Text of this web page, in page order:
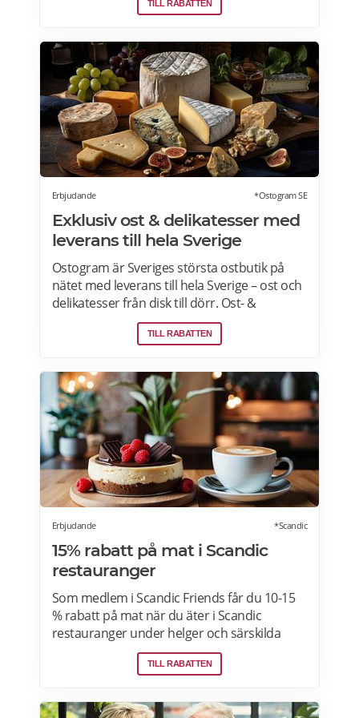
pensionärsrabatt. Läs mer om vilken ICA-
stad. Gäller vissa dagar i veckan både i butik
och online. Välj din favoritbutik för att se
aktuella erbjudanden. Läs mer om
pensionärsrabatter på ICA här.
TILL RABATTEN
Erbjudande *Ostogram SE
Exklusiv ost & delikatesser med
leverans till hela Sverige
Ostogram är Sveriges största ostbutik på
nätet med leverans till hela Sverige – ost och
delikatesser från disk till dörr. Ost- &
charkprodukter. Färdiga presentlådor.
Ostbrickor. Ostogram skickar alla paket med
innebär att paketet ställs utanför dörren vid
leverans. Läs mer om Ostogram
erbjudanden här>>>
TILL RABATTEN
Erbjudande *Scandic
15% rabatt på mat i Scandic
restauranger
Som medlem i Scandic Friends får du 10-15
% rabatt på mat när du äter i Scandic
restauranger under helger och särskilda
helgdagar (vardagar). Rabatten gäller även i
hotellshoppen. Rabatt på mat gäller från
bara kommer förbi. Rabatten gäller på mat
TILL RABATTEN